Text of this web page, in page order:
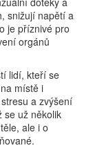
snižují napětí a
je příznivé pro
orgánů
lidí, kteří se
místě i
a zvýšení
se už několik
ale i o